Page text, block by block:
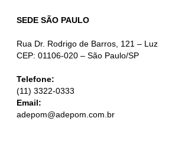
SEDE SÃO PAULO
Rua Dr. Rodrigo de Barros, 121 – Luz
CEP: 01106-020 – São Paulo/SP
Telefone:
(11) 3322-0333
Email:
adepom@adepom.com.br